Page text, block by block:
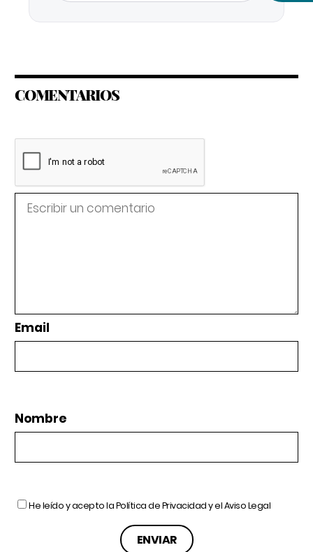
COMENTARIOS
Email
Nombre
He leído y acepto laPolítica de Privacidady elAviso Legal